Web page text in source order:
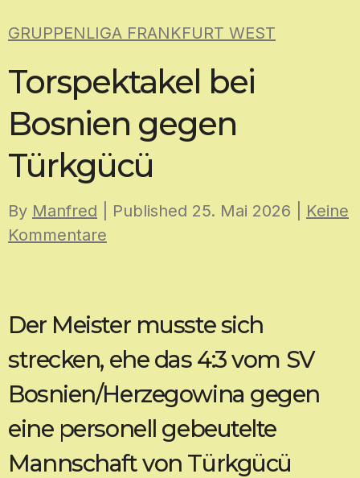
toGRUPPENLIGA FRANKFURT WEST
Torspektakel bei
Bosnien gegen
Türkgücü
By Manfred | Published 25. Mai 2026
Keine
Kommentare
Der Meister musste sich
strecken, ehe das 4:3 vom SV
Bosnien/Herzegowina gegen
eine personell gebeutelte
Mannschaft von Türkgücü